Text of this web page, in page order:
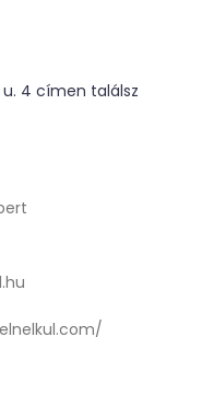
u. 4 címen találsz